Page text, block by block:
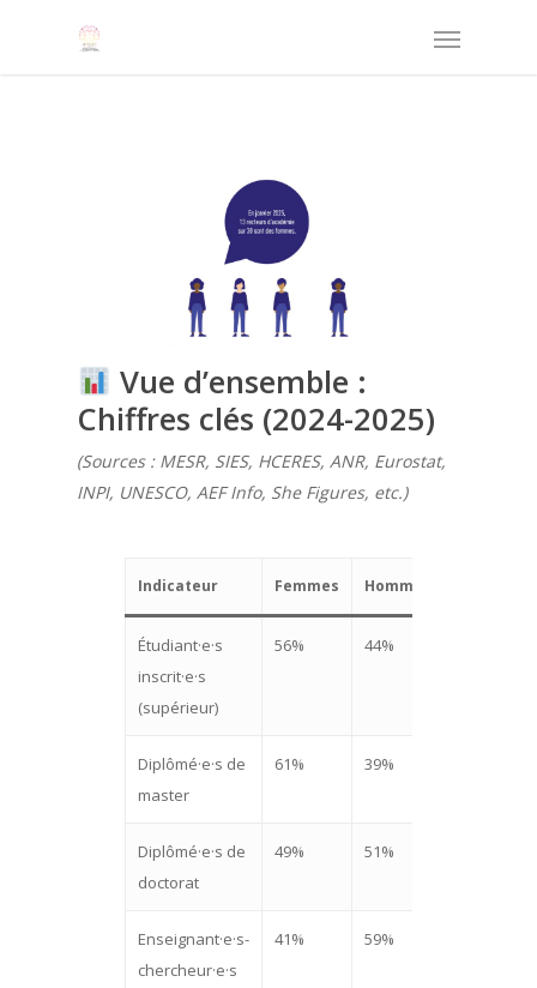
Vue d’ensemble :
Chiffres clés (2024-2025)
(Sources : MESR, SIES, HCERES, ANR, Eurostat,
INPI, UNESCO, AEF Info, She Figures, etc.)
Indicateur Femmes Hommes
Étudiant·e·s
inscrit·e·s
(supérieur)
56% 44%
Diplômé·e·s de
master
61% 39%
Diplômé·e·s de
doctorat
49% 51%
Enseignant·e·s-
chercheur·e·s
41% 59%